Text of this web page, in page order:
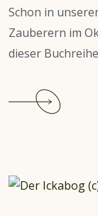
Schon in
Zauberern im
dieser
von